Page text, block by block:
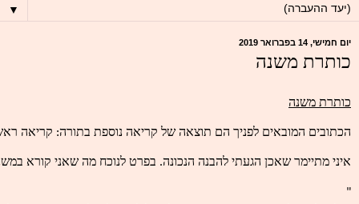
▼
יום חמישי, 14 בפברואר 2019
כותרת משנה
כותרת משנה
הכתובים המובאים לפניך הם תוצאה של קריאה נוספת בתורה: קריאה
איני מתיימר שאכן הגעתי להבנה הנכונה. בפרט לנוכח מה שאני קורא
"